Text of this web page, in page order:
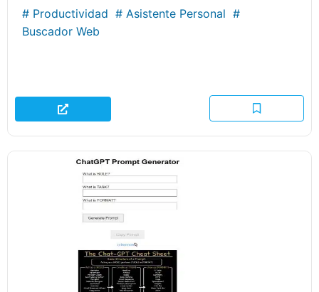
# Productividad # Asistente Personal #
Buscador Web